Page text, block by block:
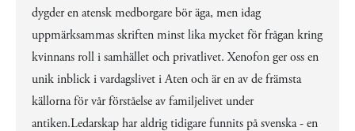
dygder en atensk medborgare bör äga, men idag
uppmärksammas skriften minst lika mycket för frågan kring
kvinnans roll i samhället och privatlivet. Xenofon ger oss en
unik inblick i vardagslivet i Aten och är en av de främsta
källorna för vår förståelse av familjelivet under
antiken.Ledarskap har aldrig tidigare funnits på svenska - en